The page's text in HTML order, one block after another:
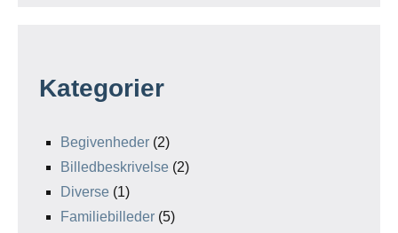
Kategorier
Begivenheder (2)
Billedbeskrivelse (2)
Diverse (1)
Familiebilleder (5)